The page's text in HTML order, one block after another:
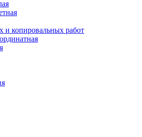
и копировальных работ